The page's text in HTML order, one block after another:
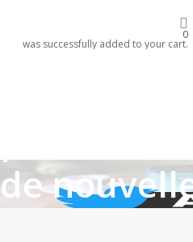
0
was successfully added to your cart.
de